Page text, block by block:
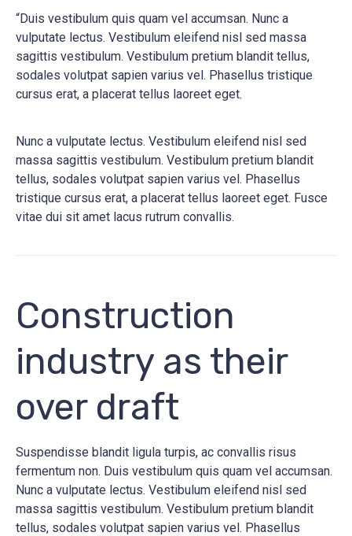
“Duis vestibulum quis quam vel accumsan. Nunc a
vulputate lectus. Vestibulum eleifend nisl sed massa
sagittis vestibulum. Vestibulum pretium blandit tellus,
sodales volutpat sapien varius vel. Phasellus tristique
cursus erat, a placerat tellus laoreet eget.
Nunc a vulputate lectus. Vestibulum eleifend nisl sed
massa sagittis vestibulum. Vestibulum pretium blandit
tellus, sodales volutpat sapien varius vel. Phasellus
tristique cursus erat, a placerat tellus laoreet eget. Fusce
vitae dui sit amet lacus rutrum convallis.
Construction
industry as their
over draft
Suspendisse blandit ligula turpis, ac convallis risus
fermentum non. Duis vestibulum quis quam vel accumsan.
Nunc a vulputate lectus. Vestibulum eleifend nisl sed
massa sagittis vestibulum. Vestibulum pretium blandit
tellus, sodales volutpat sapien varius vel. Phasellus